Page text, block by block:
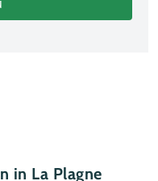
in La Plagne